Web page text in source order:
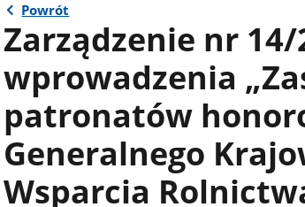
Powrót
Zarządzenie nr
wprowadzenia
patronatów
Generalnego
Wsparcia